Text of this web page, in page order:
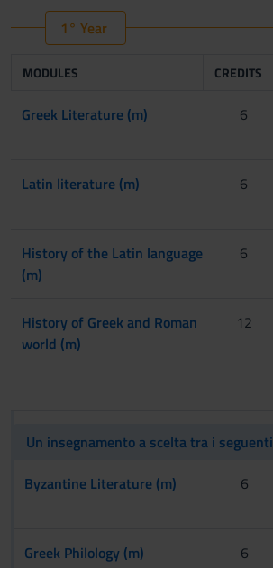
1° Year
MODULES CREDITS
Greek Literature (m) 6
Latin literature (m) 6
History of the Latin language
(m)
6
History of Greek and Roman
world (m)
12
Un insegnamento a scelta tra i seguenti
Byzantine Literature (m)
6
Greek Philology (m) 6